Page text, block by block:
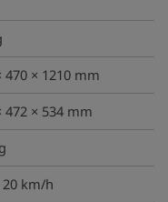
470 × 1210 mm
472 × 534 mm
20 km/h